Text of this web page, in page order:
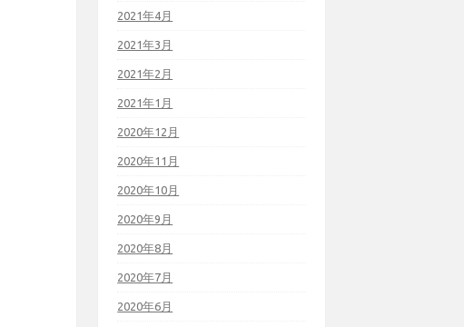
2021年4月
2021年3月
2021年2月
2021年1月
2020年12月
2020年11月
2020年10月
2020年9月
2020年8月
2020年7月
2020年6月